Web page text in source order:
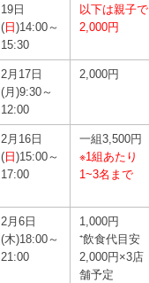
19日
( 日 )14:00～
15:30
以下は親子で
2,000円
2月17日
(月)9:30～
12:00
2,000円
2月16日
( 日 )15:00～
17:00
一組3,500円
※1組あたり
1~3名まで
2月6日
(木)18:00～
21:00
1,000円
⁺飲食代目安
2,000円×3店
舗予定